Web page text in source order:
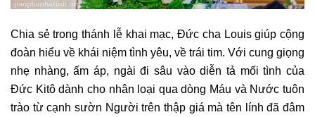
Chia sẻ trong thánh lễ khai mạc, Đức cha Louis giúp cộng
đoàn hiểu về khái niệm tình yêu, về trái tim. Với cung giọng
nhẹ nhàng, ấm áp, ngài đi sâu vào diễn tả mối tình của
Đức Kitô dành cho nhân loại qua dòng Máu và Nước tuôn
trào từ cạnh sườn Người trên thập giá mà tên lính đã đâm